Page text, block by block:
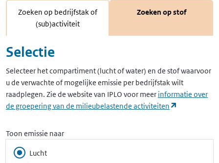
Zoeken op bedrijfstak of
(sub)activiteit
Zoeken op stof
Selectie
Selecteer het compartiment (lucht of water) en de stof waarvoor
u de verwachte of mogelijke emissie per bedrijfstak wilt
raadplegen. Zie de website van IPLO voor meer informatie over
de groepering van de milieubelastende activiteiten
Toon emissie naar
Lucht